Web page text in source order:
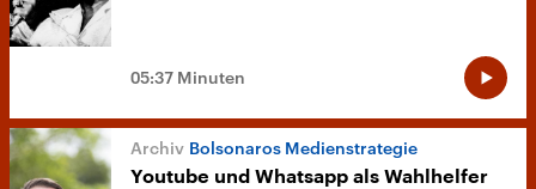
05:37 Minuten
Bolsonaros Medienstrategie
Youtube und Whatsapp als Wahlhelfer